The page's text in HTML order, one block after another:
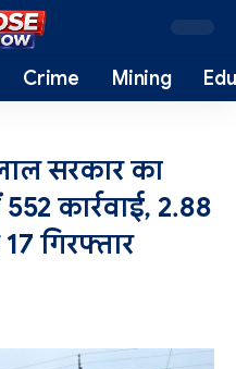
Crime Mining
सरकार का
552 कार्रवाई, 2.88
गिरफ्तार